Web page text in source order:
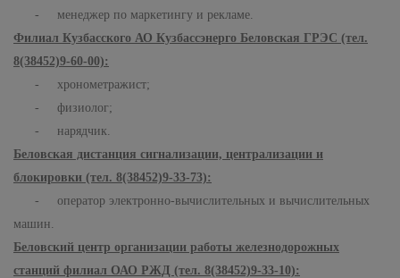
- менеджер по маркетингу и рекламе.
Филиал Кузбасского АО Кузбассэнерго Беловская ГРЭС (тел.
8(38452)9-60-00):
- хронометражист;
- физиолог;
- нарядчик.
Беловская дистанция сигнализации, централизации и
блокировки (тел. 8(38452)9-33-73):
- оператор электронно-вычислительных и вычислительных
машин.
Беловский центр организации работы железнодорожных
станций филиал ОАО РЖД (тел. 8(38452)9-33-10):